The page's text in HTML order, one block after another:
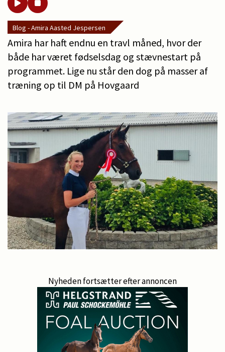
Blog - Amira Aasted Jespersen
Amira har haft endnu en travl måned, hvor der
både har været fødselsdag og stævnestart på
programmet. Lige nu står den dog på masser af
træning op til DM på Hovgaard
Nyheden fortsætter efter annoncen